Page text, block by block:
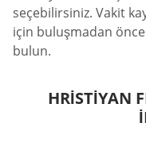
seçebilirsiniz. Vakit
için buluşmadan
bulun.
HRISTIYAN